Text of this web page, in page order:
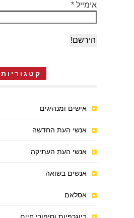
אימייל *
קטגוריות
אישים ומנהיגים
אנשי העת החדשה
אנשי העת העתיקה
אנשים בשואה
אסלאם